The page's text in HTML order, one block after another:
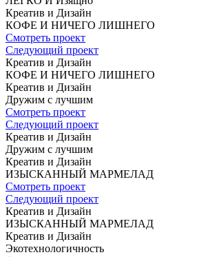
Креатив и Дизайн
КОФЕ И НИЧЕГО ЛИШНЕГО
Смотреть проект
Следующий проект
Креатив и Дизайн
КОФЕ И НИЧЕГО ЛИШНЕГО
Креатив и Дизайн
Дружим с лучшим
Смотреть проект
Следующий проект
Креатив и Дизайн
Дружим с лучшим
Креатив и Дизайн
ИЗЫСКАННЫЙ МАРМЕЛАД
Смотреть проект
Следующий проект
Креатив и Дизайн
ИЗЫСКАННЫЙ МАРМЕЛАД
Креатив и Дизайн
Экотехнологичность